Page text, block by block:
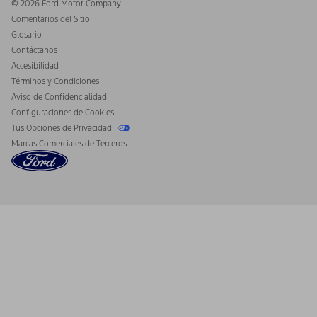
Aviso al Consumidor de California
© 2026 Ford Motor Company
Comentarios del Sitio
Glosario
Contáctanos
Accesibilidad
Términos y Condiciones
Aviso de Confidencialidad
Configuraciones de Cookies
Tus Opciones de Privacidad
Marcas Comerciales de Terceros